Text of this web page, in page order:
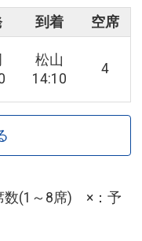
到着 空席
松山
14:10
4
数(1～8席) ×：予